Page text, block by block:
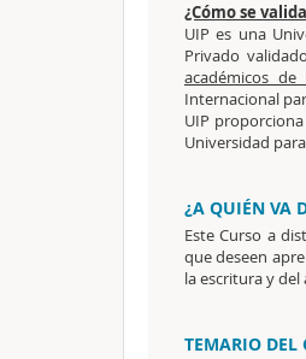
¿Cómo se
UIP es una
Privado
académicos de
Internacional
UIP
Universidad
¿A QUIÉN VA
Este Curso a
que deseen
la escritura y
TEMARIO DEL